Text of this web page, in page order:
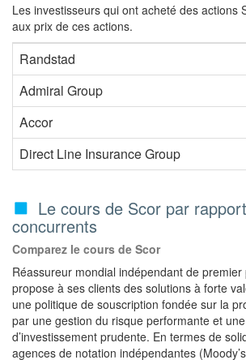
Les investisseurs qui ont acheté des actions
aux prix de ces actions.
Randstad
Admiral Group
Accor
Direct Line Insurance Group
Le cours de Scor par
concurrents
Comparez le cours de Scor
Réassureur mondial indépendant de premier
propose à ses clients des solutions à forte
une politique de souscription fondée sur la
par une gestion du risque performante et
d’investissement prudente. En termes de
agences de notation indépendantes